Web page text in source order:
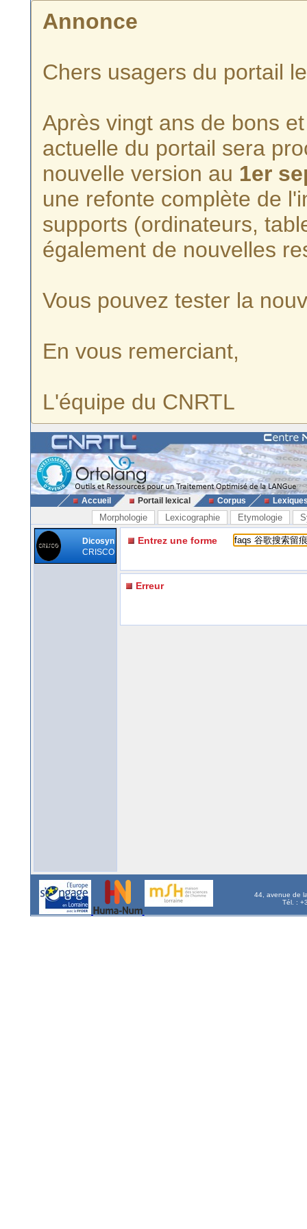
Annonce
Chers usagers du portail
Après vingt ans de bons
actuelle du portail sera
nouvelle version au 1er
une refonte complète de
supports (ordinateurs,
également de nouvelles
Vous pouvez tester la
En vous remerciant,
L'équipe du CNRTL
Accueil Portail lexical Corpus
Morphologie Lexicographie Etymologie
Dicosyn
CRISCO
Entrez une forme
Erreur
44, avenue de
Tél. :